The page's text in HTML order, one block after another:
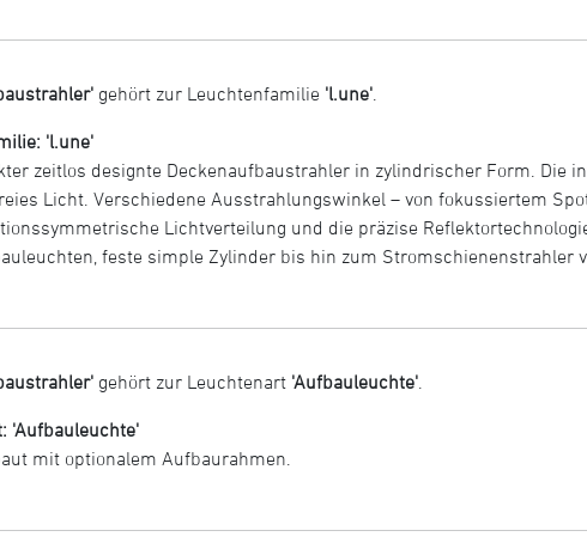
gehört zur Leuchtenfamilie 'l.une'
'l.une'
zeitlos designte Deckenaufbaustrahler in zylindrischer Form. Die
Licht. Verschiedene Ausstrahlungswinkel – von fokussiertem
Lichtverteilung und die präzise
feste simple Zylinder bis hin zum Stromschienenstrahler
gehört zur Leuchtenart 'Aufbauleuchte'
'Aufbauleuchte'
mit optionalem Aufbaurahmen.